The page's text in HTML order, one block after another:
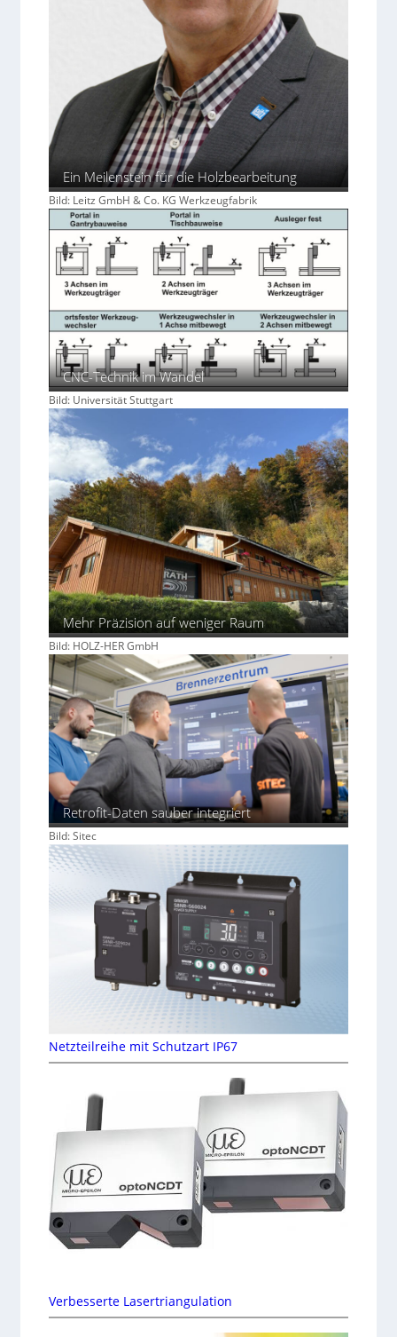
Ein Meilenstein für die Holzbearbeitung
Bild: Leitz GmbH & Co. KG Werkzeugfabrik
CNC-Technik im Wandel
Bild: Universität Stuttgart
Mehr Präzision auf weniger Raum
Bild: HOLZ-HER GmbH
Retrofit-Daten sauber integriert
Bild: Sitec
Netzteilreihe mit Schutzart IP67
Verbesserte Lasertriangulation